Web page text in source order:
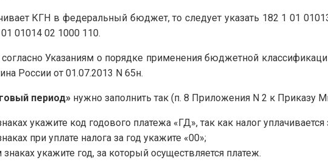
КГН в федеральный бюджет, то следует указать 182 1 01
01014 02 1000 110.
согласно Указаниям о порядке применения бюджетной
России от 01.07.2013 N 65н.
период» нужно заполнить так (п. 8 Приложения N 2 к Приказу
укажите код годового платежа «ГД», так как налог уплачивается
при уплате налога за год укажите «00»;
укажите год, за который осуществляется платеж.